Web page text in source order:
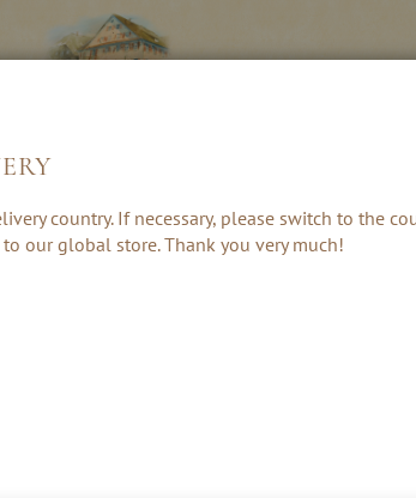
& PUNSCH
ZUBEHÖR
EDELSTAHL-
country. If necessary, please switch to the
our global store. Thank you very much!